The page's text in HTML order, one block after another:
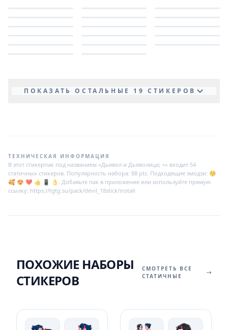
ПОКАЗАТЬ ОСТАЛЬНЫЕ 19 СТИКЕРОВ
ТЕХНИЧЕСКАЯ ИНФОРМАЦИЯ
В этот стикерпак под названием «Дьявол и Дьяволица; +» входит 54
статичных стикеров. Популярность набора: 88 pts. Подходящие эмодзи: 😚
🥰 😍 ❤️ 👍 📱 👌. Добавьте пак в приложение или используйте прямую
ссылку: https://tgtg.su/pack/devil_18stick/install
ПОХОЖИЕ НАБОРЫ
СТИКЕРОВ
СМОТРЕТЬ ВСЕ
СТАТИЧНЫЕ